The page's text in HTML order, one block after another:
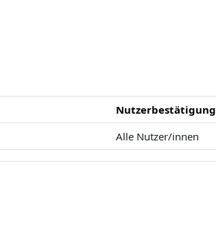
Nutzerbestätigung
Alle Nutzer/innen